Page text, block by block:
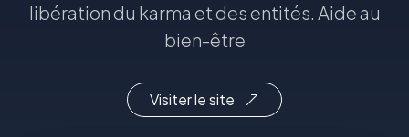
libération du karma et des entités. Aide au
bien-être
Visiter le site